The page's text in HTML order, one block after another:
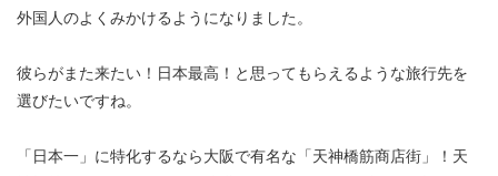
外国人のよくみかけるようになりました。
彼らがまた来たい！日本最高！と思ってもらえるような旅行先を
選びたいですね。
「日本一」に特化するなら大阪で有名な「天神橋筋商店街」！天